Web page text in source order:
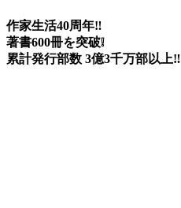
作家生活40周年‼
著書600冊を突破❕
累計発行部数 3億3千万部以上‼